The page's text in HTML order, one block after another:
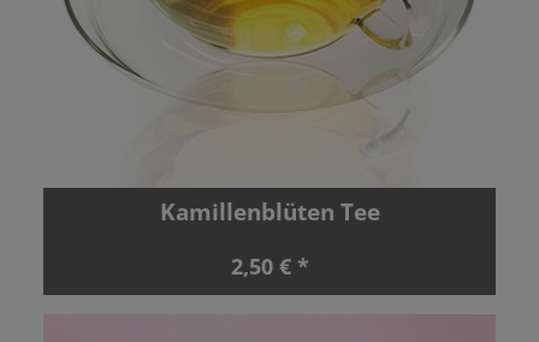
Kamillenblüten Tee
2,50 € *